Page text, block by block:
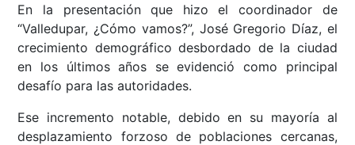
En la presentación que hizo el coordinador de
“Valledupar, ¿Cómo vamos?”, José Gregorio Díaz, el
crecimiento demográfico desbordado de la ciudad
en los últimos años se evidenció como principal
desafío para las autoridades.
Ese incremento notable, debido en su mayoría al
desplazamiento forzoso de poblaciones cercanas,